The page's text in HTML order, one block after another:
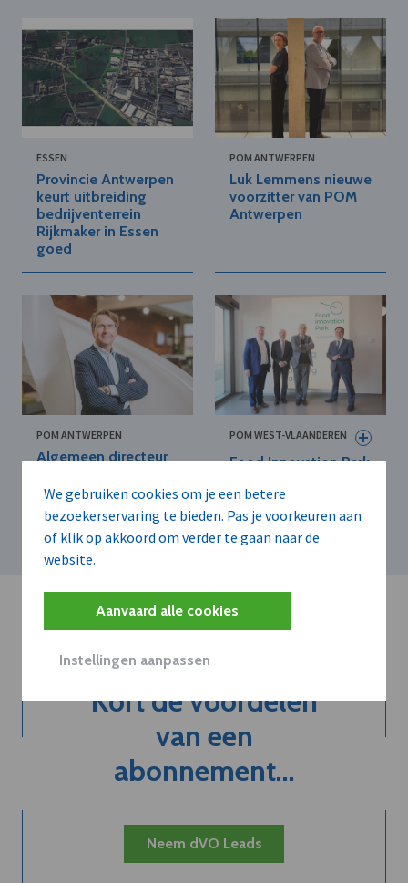
We gebruiken cookies om je een betere
bezoekerservaring te bieden. Pas je voorkeuren aan
of klik op akkoord om verder te gaan naar de
website.
Aanvaard alle cookies
Instellingen aanpassen
ESSEN
Provincie Antwerpen
keurt uitbreiding
bedrijventerrein
Rijkmaker in Essen
goed
POM ANTWERPEN
Luk Lemmens nieuwe
voorzitter van POM
Antwerpen
POM ANTWERPEN
Algemeen directeur
functie neer
POM WEST-VLAANDEREN
Food Innovation Park
eerste gebouw in
gebruik
Kort de voordelen
van een
abonnement...
Neem dVO Leads